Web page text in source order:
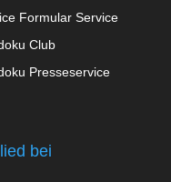
Formular Service
Club
Presseservice
bei